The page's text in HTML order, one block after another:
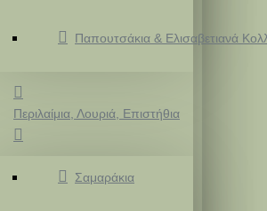
Παπουτσάκια & Ελισαβετιανά
Περιλαίμια, Λουριά, Επιστήθια
Σαμαράκια